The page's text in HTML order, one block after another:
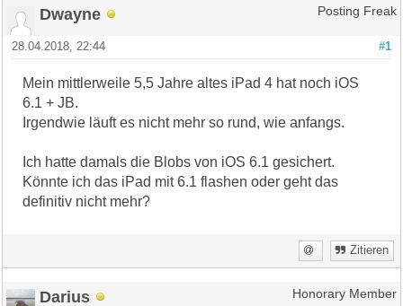
Dwayne Posting Freak
#1
28.04.2018, 22:44
Mein mittlerweile 5,5 Jahre altes iPad 4 hat noch iOS
6.1 + JB.
Irgendwie läuft es nicht mehr so rund, wie anfangs.
Ich hatte damals die Blobs von iOS 6.1 gesichert.
Könnte ich das iPad mit 6.1 flashen oder geht das
definitiv nicht mehr?
Zitieren
Darius Honorary Member